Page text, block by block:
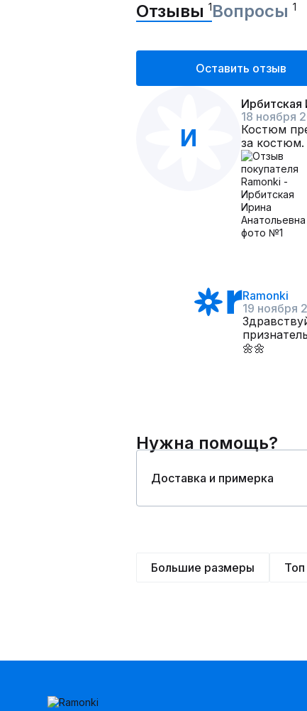
Отзывы 1Вопросы 1
Оставить отзыв
И
Ирбитская
18 ноября
Костюм
за костюм.
Ramonki
19 ноября
🌼🌼
Нужна помощь?
Доставка и примерка
Большие размеры